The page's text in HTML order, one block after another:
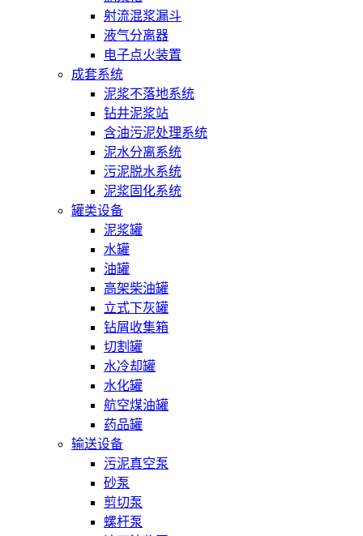
射流混浆漏斗
液气分离器
电子点火装置
成套系统
泥浆不落地系统
钻井泥浆站
含油污泥处理系统
泥水分离系统
污泥脱水系统
泥浆固化系统
罐类设备
泥浆罐
水罐
油罐
高架柴油罐
立式下灰罐
钻屑收集箱
切割罐
水冷却罐
水化罐
航空煤油罐
药品罐
输送设备
污泥真空泵
砂泵
剪切泵
螺杆泵